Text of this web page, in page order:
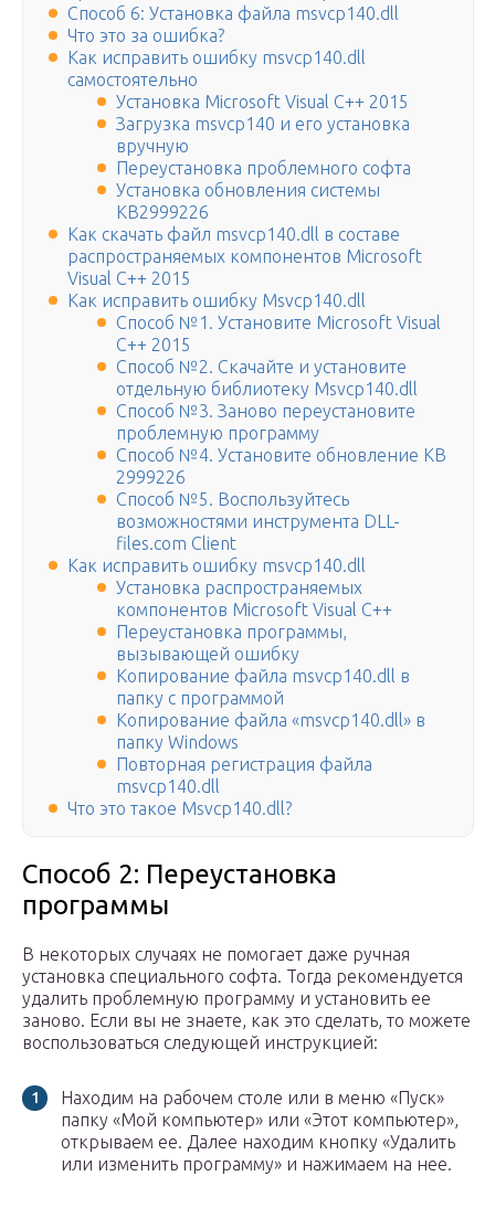
Способ 6: Установка файла msvcp140.dll
Что это за ошибка?
Как исправить ошибку msvcp140.dll
самостоятельно
Установка Microsoft Visual С++ 2015
Загрузка msvcp140 и его установка
вручную
Переустановка проблемного софта
Установка обновления системы
KB2999226
Как скачать файл msvcp140.dll в составе
распространяемых компонентов Microsoft
Visual C++ 2015
Как исправить ошибку Msvcp140.dll
Способ №1. Установите Microsoft Visual
С++ 2015
Способ №2. Скачайте и установите
отдельную библиотеку Msvcp140.dll
Способ №3. Заново переустановите
проблемную программу
Способ №4. Установите обновление KB
2999226
Способ №5. Воспользуйтесь
возможностями инструмента DLL-
files.com Client
Как исправить ошибку msvcp140.dll
Установка распространяемых
компонентов Microsoft Visual C++
Переустановка программы,
вызывающей ошибку
Копирование файла msvcp140.dll в
папку с программой
Копирование файла «msvcp140.dll» в
папку Windows
Повторная регистрация файла
msvcp140.dll
Что это такое Msvcp140.dll?
Способ 2: Переустановка
программы
В некоторых случаях не помогает даже ручная
установка специального софта. Тогда рекомендуется
удалить проблемную программу и установить ее
заново. Если вы не знаете, как это сделать, то можете
воспользоваться следующей инструкцией:
Находим на рабочем столе или в меню «Пуск»
папку «Мой компьютер» или «Этот компьютер»,
открываем ее. Далее находим кнопку «Удалить
или изменить программу» и нажимаем на нее.